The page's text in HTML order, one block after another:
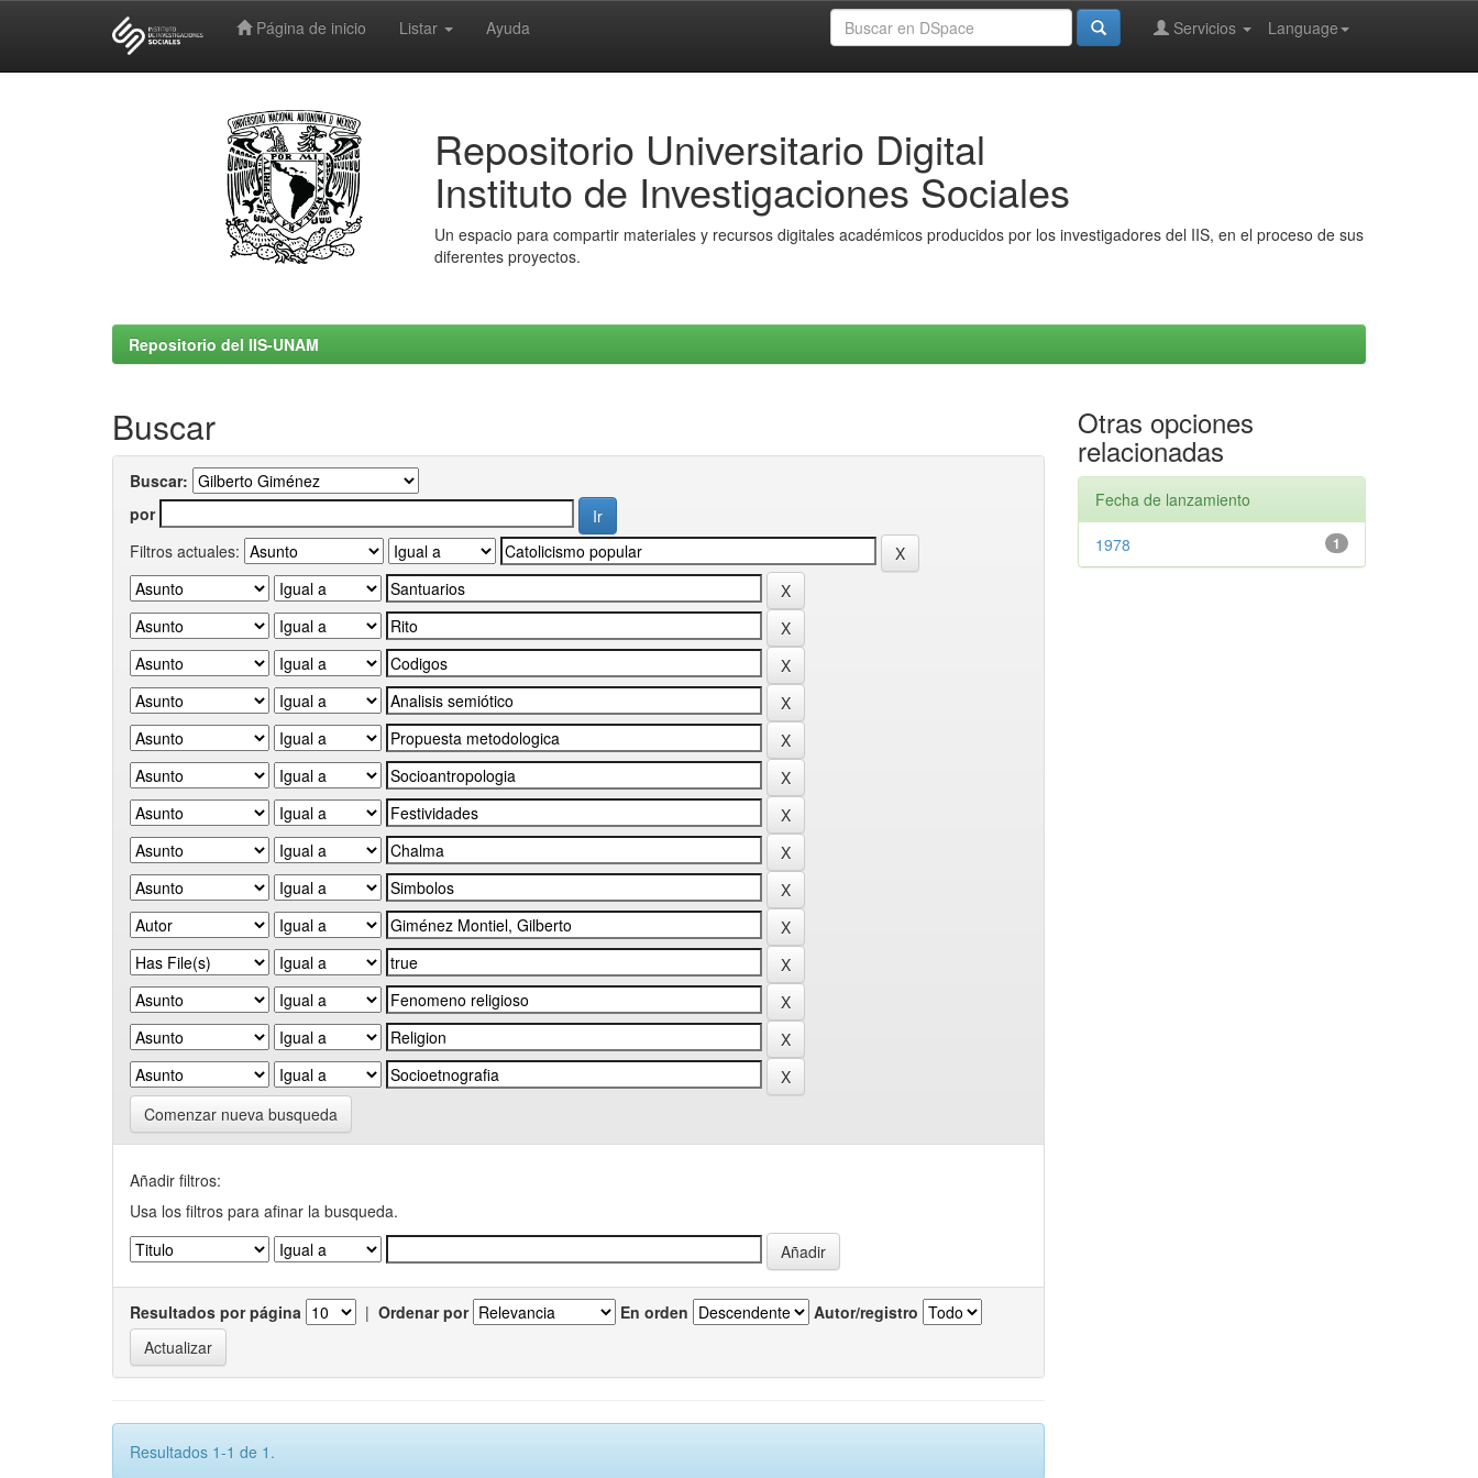
Página de inicio Listar Ayuda Language
Servicios
Repositorio Universitario Digital
Instituto de Investigaciones Sociales
Un espacio para compartir materiales y recursos digitales académicos producidos por los investigadores del IIS, en el proceso de sus
diferentes proyectos.
Repositorio del IIS-UNAM
Buscar
Buscar:
por
Filtros actuales:
Comenzar nueva busqueda
Añadir filtros:
Usa los filtros para afinar la busqueda.
Resultados por página | Ordenar por En orden Autor/registro
Resultados 1-1 de 1.
Otras opciones
relacionadas
Fecha de lanzamiento
1
1978